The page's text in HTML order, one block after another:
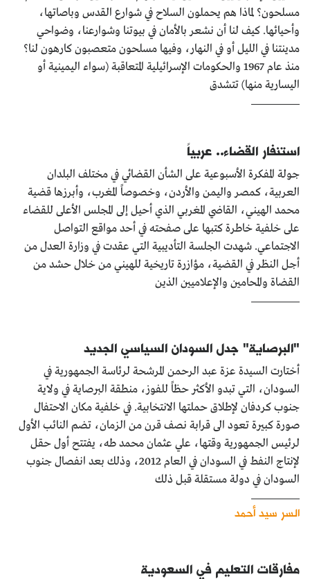
مسلحون؟ لماذا هم يحملون السلاح في شوارع القدس وباصاتها،
وأحيائها. كيف لنا أن نشعر بالأمان في بيوتنا وشوارعنا، وضواحي
مدينتنا في الليل أو في النهار، وفيها مسلحون متعصبون كارهون لنا؟
منذ عام 1967 والحكومات الإسرائيلية المتعاقبة (سواء اليمينية أو
اليسارية منها) تتشدق
استنفار القضاء.. عربياً
جولة المفكرة الأسبوعية على الشأن القضائي في مختلف البلدان
العربية، كمصر واليمن والأردن، وخصوصاً المغرب، وأبرزها قضية
محمد الهيني، القاضي المغربي الذي أحيل إلى المجلس الأعلى للقضاء
على خلفية خاطرة كتبها على صفحته في أحد مواقع التواصل
الاجتماعي. شهدت الجلسة التأديبية التي عقدت في وزارة العدل من
أجل النظر في القضية، مؤازرة تاريخية للهيني من خلال حشد من
القضاة والمحامين والإعلاميين الذين
"البرصاية" جدل السودان السياسي الجديد
أختارت السيدة عزة عبد الرحمن المرشحة لرئاسة الجمهورية في
السودان، التي تبدو الأكثر حظاً للفوز، منطقة البرصاية في ولاية
جنوب كردفان لإطلاق حملتها الانتخابية. في خلفية مكان الاحتفال
صورة كبيرة تعود الى قرابة نصف قرن من الزمان، تضم النائب الأول
لرئيس الجمهورية وقتها، علي عثمان محمد طه، يفتتح أول حقل
لإنتاج النفط في السودان في العام 2012، وذلك بعد انفصال جنوب
السودان في دولة مستقلة قبل ذلك
السر سيد أحمد
مفارقات التعليم في السعودية